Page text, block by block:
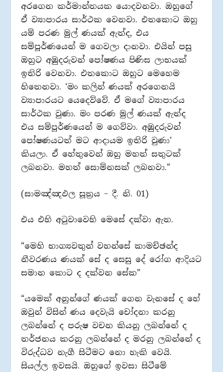
අරගෙන කර්මාන්තයක යොදවනවා. ඔහුගේ
ඒ ව්‍යාපාරය සාර්ථක වෙනවා. එතකොට ඔහු
යම් පරණ මුල් ණයක් ඇත්ද, එය
සම්පූර්ණයෙන් ම ගෙවලා දානවා. එයින් පසු
ඔහුට අඹුදරුවන් පෝෂණය පිණිස ලාභයක්
ඉතිරි වෙනවා. එතකොට ඔහුට මෙහෙම
හිතෙනවා. ‘මං කලින් ණයක් අරගෙනයි
ව්‍යාපාරයට යෙදෙව්වේ. ඒ මගේ ව්‍යාපාරය
සාර්ථක වුණා. මං පරණ මුල් ණයක් ඇත්ද
එය සම්පූර්ණයෙන් ම ගෙව්වා. අඹුදරුවන්
පෝෂණයටත් මට ආදායම ඉතිරි වුණා’
කියලා. ඒ හේතුවෙන් ඔහු මහත් සතුටක්
ලබනවා. මහත් සොම්නසක් ලබනවා.”
(සාමඤ්ඤඵල සූත්‍රය – දී. නි. 01)
එය එහි අටුවාවෙහි මෙසේ දක්වා ඇත.
“මෙහි භාග්‍යවතුන් වහන්සේ කාමච්ඡන්ද
නීවරණය ණයක් සේ ද සෙසු දේ රෝග ආදියට
සමාන කොට ද දක්වන සේක”
“යමෙක් අනුන්ගේ ණයක් ගෙන වැනසේ ද හේ
ඔවුන් විසින් ණය දෙවැයි චෝදනා කරනු
ලබන්නේ ද පරුෂ වචන කියනු ලබන්නේ ද
තර්ජනය කරනු ලබන්නේ ද මරනු ලබන්නේ ද
විරුද්ධව නැගී සිටීමට නො හැකි වෙයි.
සියල්ල ඉවසයි. ඔහුගේ ඉවසා සිටීමේ